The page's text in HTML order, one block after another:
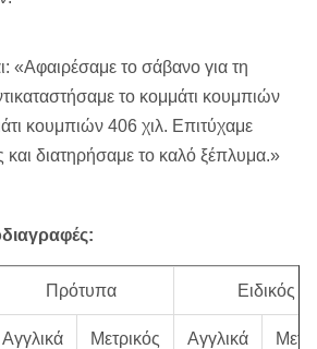
«Αφαιρέσαμε το σάβανο για τη
το κομμάτι κουμπιών
κουμπιών 406 χιλ. Επιτύχαμε
και διατηρήσαμε το καλό ξέπλυμα.»
Πρότυπα Ειδικός
Αγγλικά Μετρικός Αγγλικά